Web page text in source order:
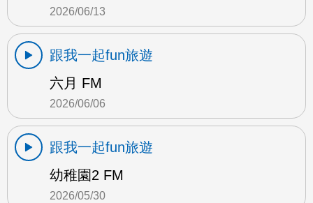
2026/06/13
跟我一起fun旅遊
六月 FM
2026/06/06
跟我一起fun旅遊
幼稚園2 FM
2026/05/30